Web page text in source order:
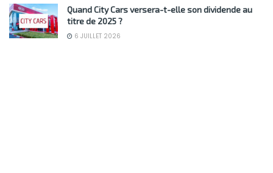
Quand City Cars versera-t-elle son dividende au
titre de 2025 ?
6 JUILLET 2026